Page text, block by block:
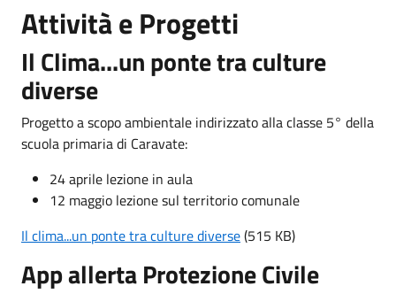
Attività e Progetti
Il Clima...un ponte tra culture
diverse
Progetto a scopo ambientale indirizzato alla classe 5° della
scuola primaria di Caravate:
24 aprile lezione in aula
12 maggio lezione sul territorio comunale
Il clima...un ponte tra culture diverse(515 KB)
App allerta Protezione Civile